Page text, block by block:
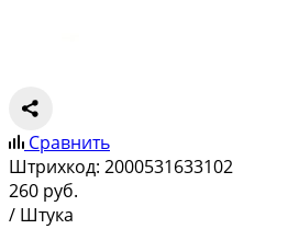
Сравнить
Штрихкод: 2000531633102
260 руб.
/ Штука